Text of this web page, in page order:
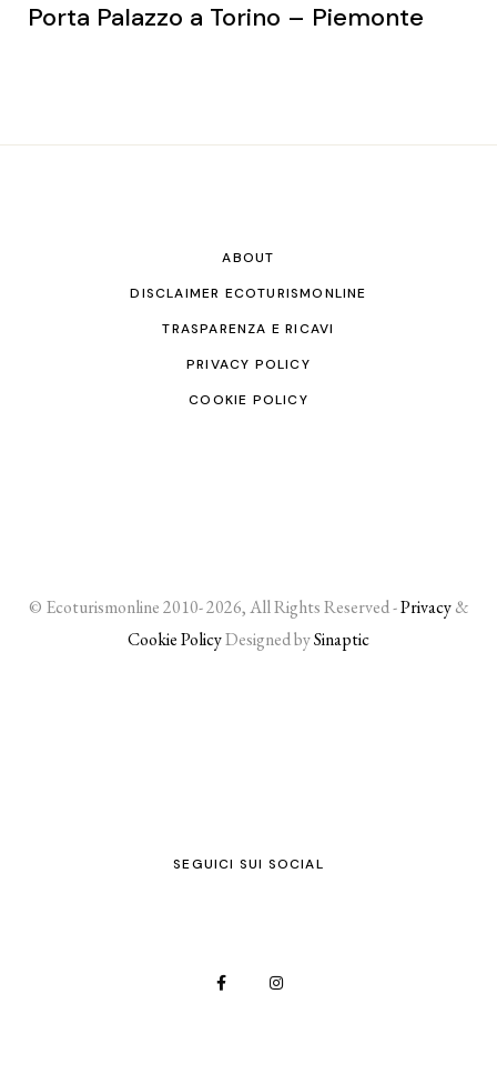
Porta Palazzo a Torino – Piemonte
ABOUT
DISCLAIMER ECOTURISMONLINE
TRASPARENZA E RICAVI
PRIVACY POLICY
COOKIE POLICY
© Ecoturismonline 2010- 2026, All Rights Reserved -Privacy&
Cookie PolicyDesigned bySinaptic
SEGUICI SUI SOCIAL